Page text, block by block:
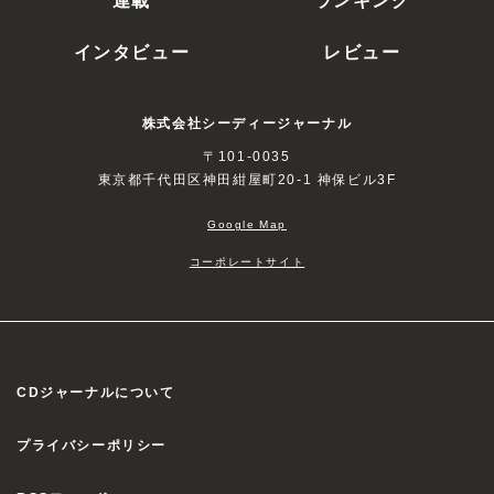
インタビュー
レビュー
株式会社シーディージャーナル
〒101-0035
東京都千代田区神田紺屋町20-1 神保ビル3F
Google Map
コーポレートサイト
CDジャーナルについて
プライバシーポリシー